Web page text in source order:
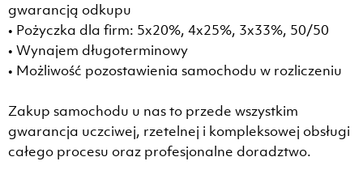
gwarancją odkupu
• Pożyczka dla firm: 5x20%, 4x25%, 3x33%, 50/50
• Wynajem długoterminowy
• Możliwość pozostawienia samochodu w rozliczeniu
Zakup samochodu u nas to przede wszystkim
gwarancja uczciwej, rzetelnej i kompleksowej obsługi
całego procesu oraz profesjonalne doradztwo.